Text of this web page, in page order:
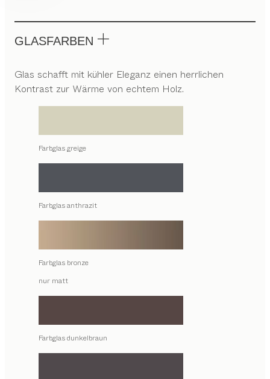
GLASFARBEN
Glas schafft mit kühler Eleganz einen herrlichen
Kontrast zur Wärme von echtem Holz.
Farbglas greige
Farbglas anthrazit
Farbglas bronze
nur matt
Farbglas dunkelbraun